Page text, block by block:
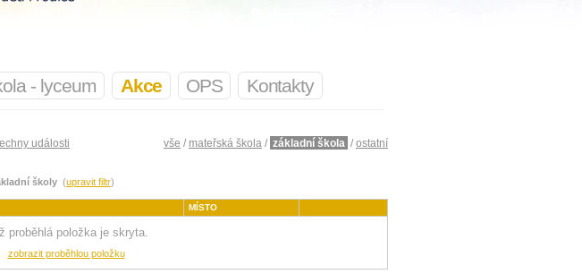
- lyceum Akce OPS Kontakty
události vše / mateřská škola / základní škola / ostatní
školy (upravit filtr)
MÍSTO
proběhlá položka je skryta.
zobrazit proběhlou položku